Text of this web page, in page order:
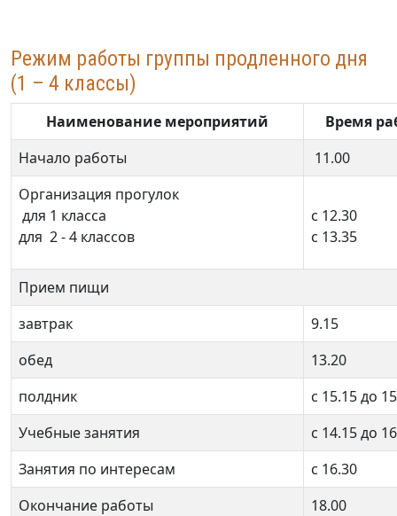
Режим работы группы продленного дня
(1 – 4 классы)
Наименование мероприятий
Время
Начало работы
11.00
Организация прогулок
для 1 класса
для 2 - 4 классов
с 12.30
с 13.35
Прием пищи
завтрак
9.15
обед
13.20
полдник
с 15.15 до
Учебные занятия
с 14.15 до
Занятия по интересам
с 16.30
Окончание работы
18.00